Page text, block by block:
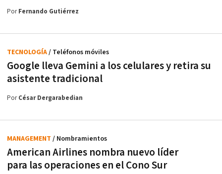
PorFernando Gutiérrez
Google lleva Gemini a los celulares y retira su
asistente tradicional
TECNOLOGÍA/ Teléfonos móviles
PorCésar Dergarabedian
American Airlines nombra nuevo líder
para las operaciones en el Cono Sur
MANAGEMENT / Nombramientos